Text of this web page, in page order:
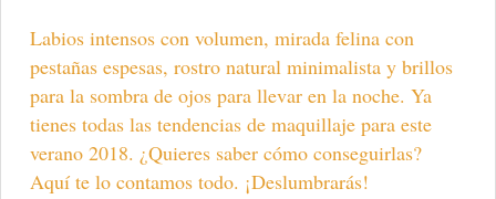
Labios intensos con volumen, mirada felina con
pestañas espesas, rostro natural minimalista y brillos
para la sombra de ojos para llevar en la noche. Ya
tienes todas las tendencias de maquillaje para este
verano 2018. ¿Quieres saber cómo conseguirlas?
Aquí te lo contamos todo. ¡Deslumbrarás!